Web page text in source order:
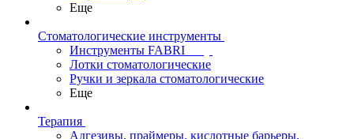
Еще
Стоматологические инструменты
Инструменты FABRI
Лотки стоматологические
Ручки и зеркала стоматологические
Еще
Терапия
Адгезивы, праймеры, кислотные барьеры,